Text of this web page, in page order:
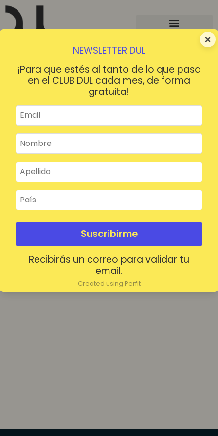
×
NEWSLETTER DUL
¡Para que estés al tanto de lo que pasa
en el CLUB DUL cada mes, de forma
gratuita!
Suscribirme
Recibirás un correo para validar tu
email.
Created using Perfit
¡HOLA!
Mantenerme conectado
Acceder